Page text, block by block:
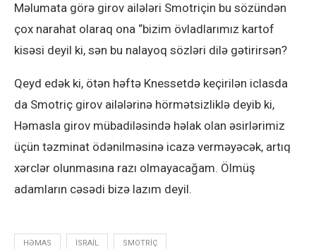
Məlumata görə girov ailələri Smotriçin bu sözündən
çox narahat olaraq ona “bizim övladlarımız kartof
kisəsi deyil ki, sən bu nalayoq sözləri dilə gətirirsən?
Qeyd edək ki, ötən həftə Knessetdə keçirilən iclasda
da Smotriç girov ailələrinə hörmətsizliklə deyib ki,
Həmasla girov mübadiləsində həlak olan əsirlərimiz
üçün təzminat ödənilməsinə icazə verməyəcək, artıq
xərclər olunmasına razı olmayacağam. Ölmüş
adamların cəsədi bizə lazım deyil.
HƏMAS ISRAIL SMOTRIÇ